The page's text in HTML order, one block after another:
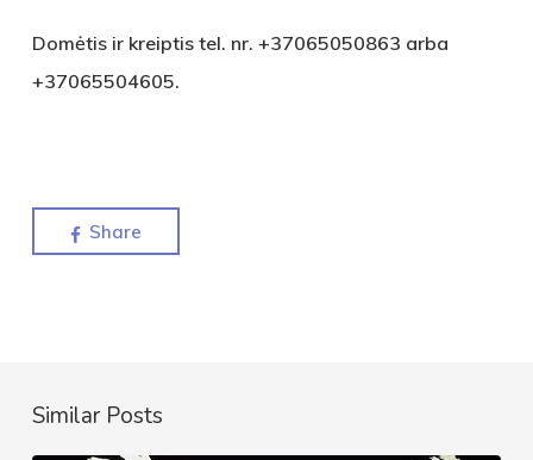
Domėtis ir kreiptis tel. nr. +37065050863 arba
+37065504605.
Share
Similar Posts